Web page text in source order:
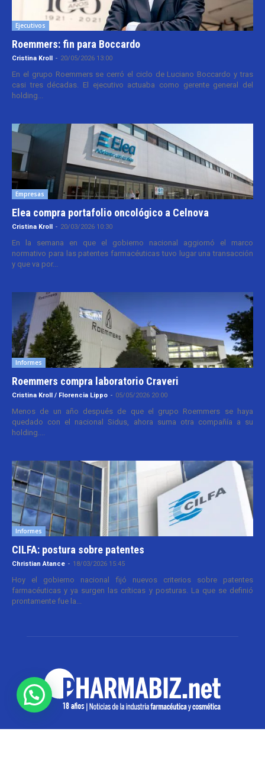
Ejecutivos
Roemmers: fin para Boccardo
Cristina Kroll - 20/05/2026 13:00
En el grupo Roemmers se cerró el ciclo de Luciano Boccardo y tras
casi tres décadas. El ejecutivo actuaba como gerente general del
holding...
Empresas
Elea compra portafolio oncológico a Celnova
Cristina Kroll - 20/03/2026 10:30
En la semana en que el gobierno nacional aggiornó el marco
normativo para las patentes farmacéuticas tuvo lugar una transacción
y que va por...
Informes
Roemmers compra laboratorio Craveri
Cristina Kroll / Florencia Lippo - 05/05/2026 20:00
Menos de un año después de que el grupo Roemmers se haya
quedado con el nacional Sidus, ahora suma otra compañía a su
holding....
Informes
CILFA: postura sobre patentes
Christian Atance - 18/03/2026 15:45
Hoy el gobierno nacional fijó nuevos criterios sobre patentes
farmacéuticas y ya surgen las críticas y posturas. La que se definió
prontamente fue la...